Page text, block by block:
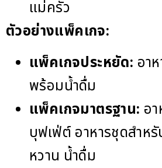
แม่ครัว
ตัวอย่างแพ็คเกจ:
แพ็คเกจประหยัด: อา
พร้อมน้ำดื่ม
แพ็คเกจมาตรฐาน: อ
บุฟเฟ่ต์ อาหารชุดสำห
หวาน น้ำดื่ม